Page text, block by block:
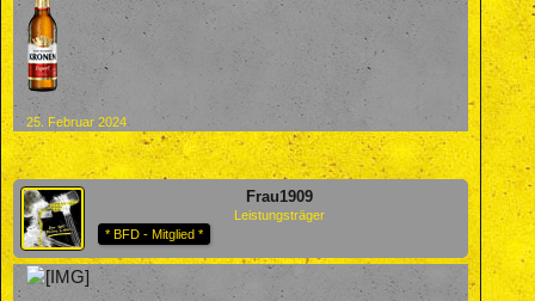
25. Februar 2024
Frau1909
Leistungsträger
* BFD - Mitglied *